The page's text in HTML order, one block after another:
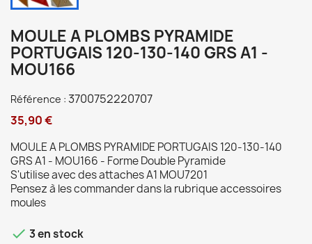
MOULE A PLOMBS PYRAMIDE
PORTUGAIS 120-130-140 GRS A1 -
MOU166
Référence : 3700752220707
35,90 €
MOULE A PLOMBS PYRAMIDE PORTUGAIS 120-130-140
GRS A1 - MOU166 - Forme Double Pyramide
S'utilise avec des attaches A1 MOU7201
Pensez à les commander dans la rubrique accessoires
moules
 3 en stock